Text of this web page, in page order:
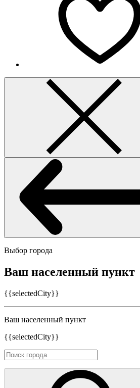
Выбор города
Ваш населенный пункт
{{selectedCity}}
Ваш населенный пункт
{{selectedCity}}